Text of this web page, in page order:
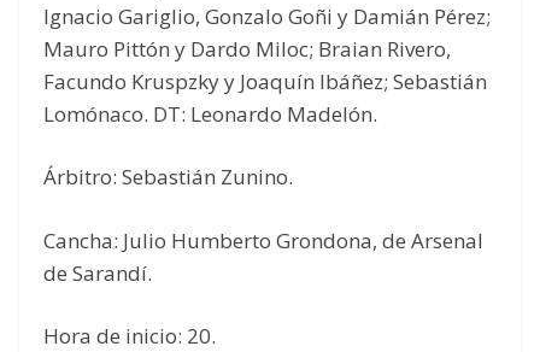
Ignacio Gariglio, Gonzalo Goñi y Damián Pérez;
Mauro Pittón y Dardo Miloc; Braian Rivero,
Facundo Kruspzky y Joaquín Ibáñez; Sebastián
Lomónaco. DT: Leonardo Madelón.
Árbitro: Sebastián Zunino.
Cancha: Julio Humberto Grondona, de Arsenal
de Sarandí.
Hora de inicio: 20.